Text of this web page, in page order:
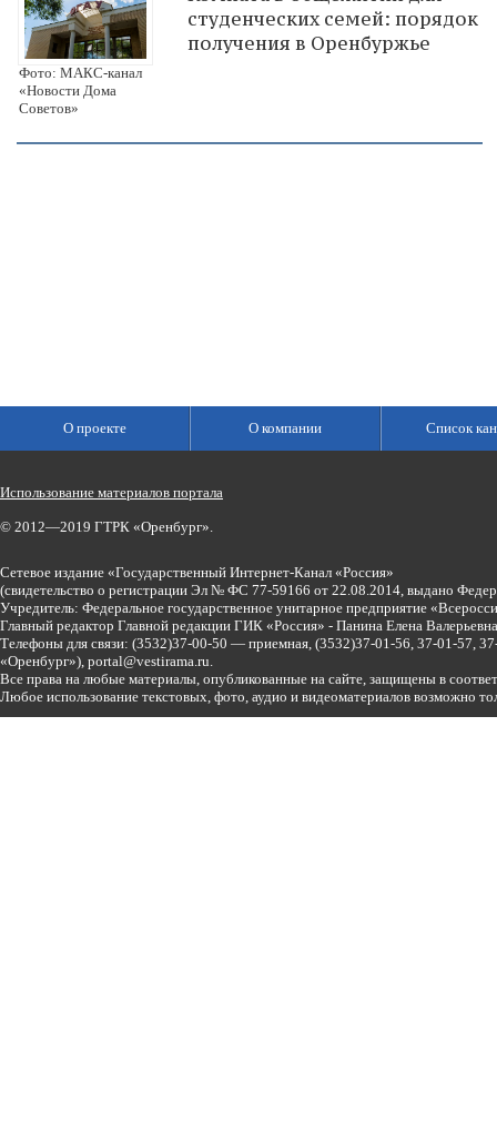
Фото: МАКС-канал
«Новости Дома
Советов»
студенческих семей: порядок
получения в Оренбуржье
О проекте О компании Список
Использование материалов портала
© 2012—2019 ГТРК «Оренбург».
Сетевое издание «Государственный Интернет-Канал «Россия»
(свидетельство о регистрации Эл № ФС 77-59166 от 22.08.2014, выдано
Учредитель: Федеральное государственное унитарное предприятие
Главный редактор Главной редакции ГИК «Россия» - Панина Елена
Телефоны для связи: (3532)37-00-50 — приемная, (3532)37-01-56, 37-01-57,
«Оренбург»), portal@vestirama.ru.
Все права на любые материалы, опубликованные на сайте, защищены в
Любое использование текстовых, фото, аудио и видеоматериалов возможно